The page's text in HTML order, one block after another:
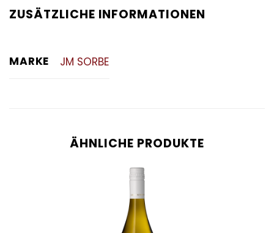
ZUSÄTZLICHE INFORMATIONEN
MARKE JM SORBE
ÄHNLICHE PRODUKTE